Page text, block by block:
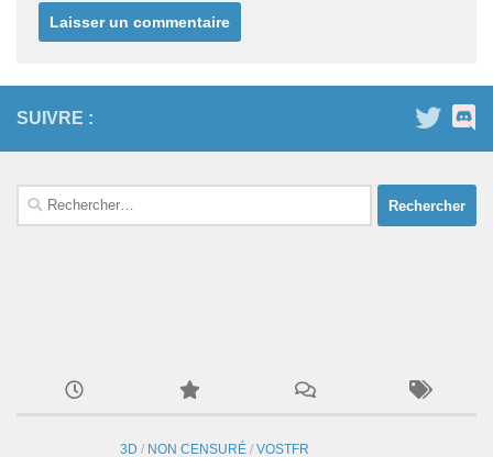
SUIVRE :
Rechercher :
3D / NON CENSURÉ / VOSTFR